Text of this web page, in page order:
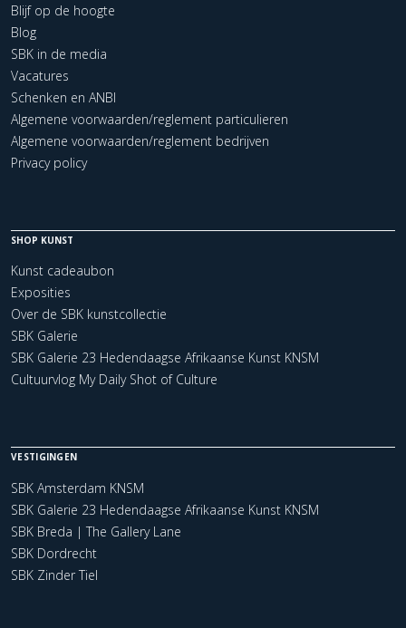
Blijf op de hoogte
Blog
SBK in de media
Vacatures
Schenken en ANBI
Algemene voorwaarden/reglement particulieren
Algemene voorwaarden/reglement bedrijven
Privacy policy
SHOP KUNST
Kunst cadeaubon
Exposities
Over de SBK kunstcollectie
SBK Galerie
SBK Galerie 23 Hedendaagse Afrikaanse Kunst KNSM
Cultuurvlog My Daily Shot of Culture
VESTIGINGEN
SBK Amsterdam KNSM
SBK Galerie 23 Hedendaagse Afrikaanse Kunst KNSM
SBK Breda | The Gallery Lane
SBK Dordrecht
SBK Zinder Tiel